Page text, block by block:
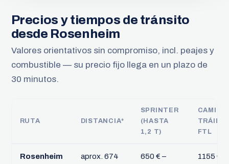
Precios y tiempos de tránsito
desde Rosenheim
Valores orientativos sin compromiso, incl. peajes y
combustible — su precio fijo llega en un plazo de
30 minutos.
RUTA DISTANCIA*
SPRINTER
(HASTA
1,2 T)
CAMIÓN
FTL
Rosenheim
aprox. 674
650 € –
1155 € –